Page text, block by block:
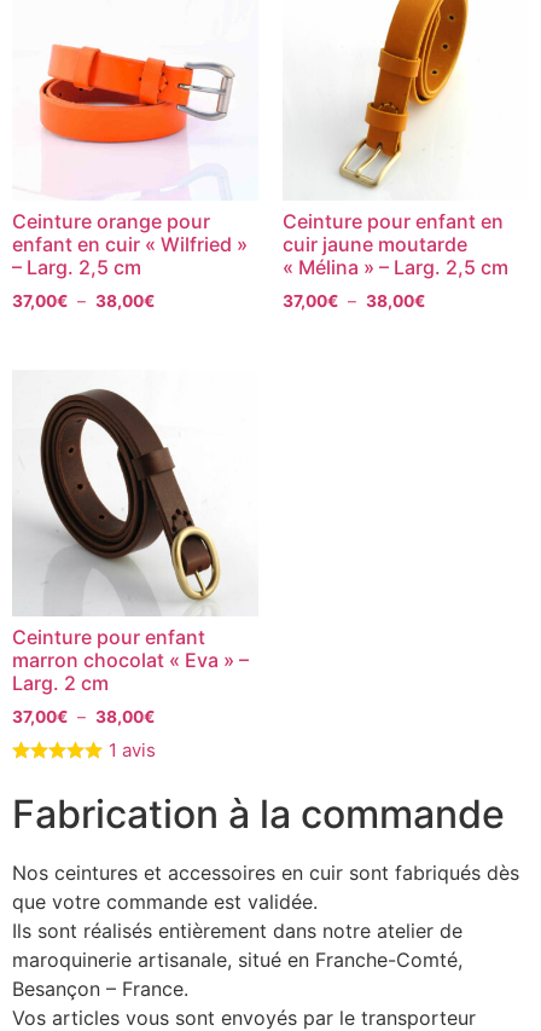
Ceinture orange pour
enfant en cuir « Wilfried »
– Larg. 2,5 cm
37,00€ – 38,00€
Ceinture pour enfant en
cuir jaune moutarde
« Mélina » – Larg. 2,5 cm
37,00€ – 38,00€
Ceinture pour enfant
marron chocolat « Eva » –
Larg. 2 cm
37,00€ – 38,00€
1 avis
Fabrication à la commande
Nos ceintures et accessoires en cuir sont fabriqués dès
que votre commande est validée.
Ils sont réalisés entièrement dans notre atelier de
maroquinerie artisanale, situé en Franche-Comté,
Besançon – France.
Vos articles vous sont envoyés par le transporteur